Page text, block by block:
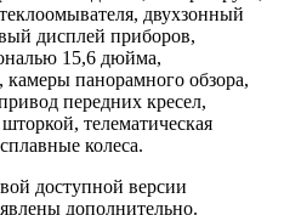
двухзонный
дисплей приборов,
15,6 дюйма,
панорамного обзора,
передних кресел,
телематическая
колеса.
доступной версии
дополнительно.